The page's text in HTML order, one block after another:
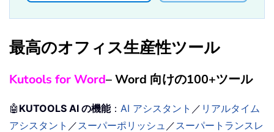
最高のオフィス生産性ツール
Kutools for Word– Word 向けの100+ツール
🤖 KUTOOLS AI の機能： AI アシスタント ／ リアルタイム
アシスタント ／ スーパーポリッシュ ／ スーパートランスレ